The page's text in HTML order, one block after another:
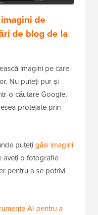
de
de blog de la
imagini pe care
Nu puteți pur și
o căutare Google,
protejate prin
putețigăsi imagini
aveți o fotografie
pentru a se potrivi
AI pentru a